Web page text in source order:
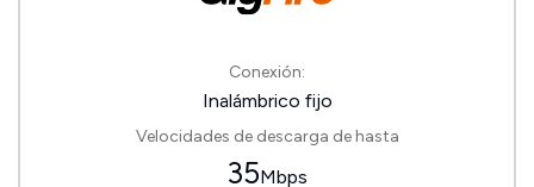
Conexión:
Inalámbrico fijo
Velocidades de descarga de hasta
35Mbps